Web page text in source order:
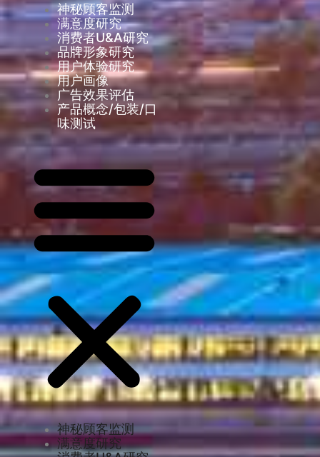
神秘顾客监测
满意度研究
消费者U&A研究
品牌形象研究
用户体验研究
用户画像
广告效果评估
产品概念/包装/口
味测试
神秘顾客监测
满意度研究